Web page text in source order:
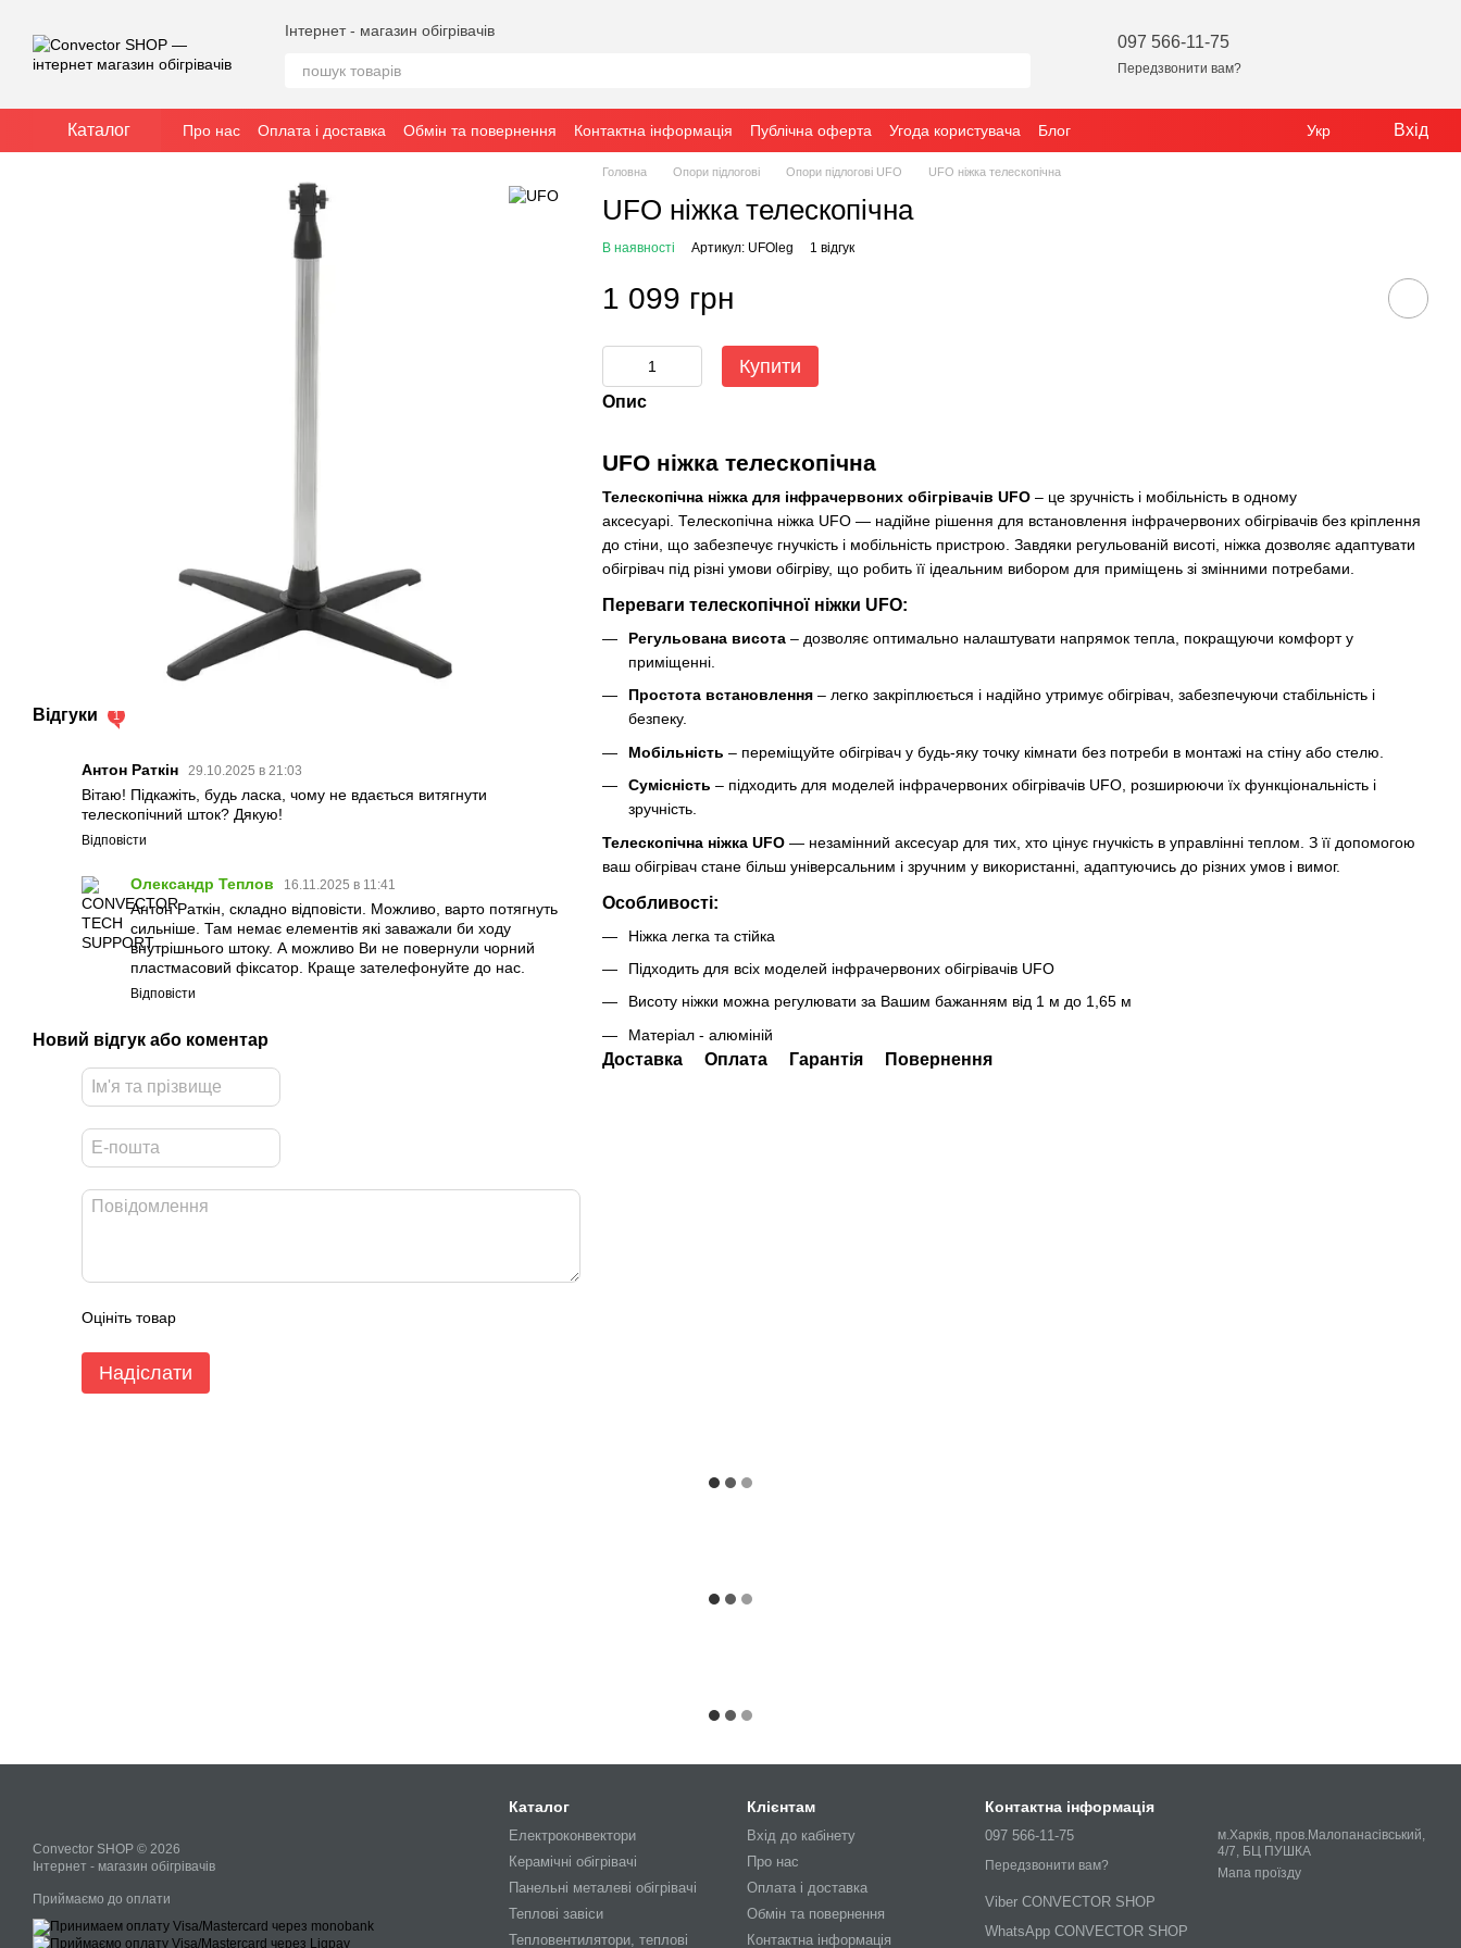
Інтернет - магазин обігрівачів
097 566-11-75
Передзвонити вам?
Каталог Про нас Оплата і доставка Обмін та повернення Контактна інформація Публічна оферта Угода користувача Блог Укр Вхід
Відгуки 1
Антон Раткін 29.10.2025 в 21:03
Вітаю! Підкажіть, будь ласка, чому не вдається витягнути
телескопічний шток? Дякую!
Відповісти
Олександр Теплов 16.11.2025 в 11:41
Антон Раткін, складно відповісти. Можливо, варто потягнуть
сильніше. Там немає елементів які заважали би ходу
внутрішнього штоку. А можливо Ви не повернули чорний
пластмасовий фіксатор. Краще зателефонуйте до нас.
Відповісти
Новий відгук або коментар
Оцініть товар
Надіслати
Головна Опори підлогові Опори підлогові UFO UFO ніжка телескопічна
UFO ніжка телескопічна
В наявності Артикул: UFOleg 1 відгук
1 099 грн
Купити
Опис
UFO ніжка телескопічна
Телескопічна ніжка для інфрачервоних обігрівачів UFO– це зручність і мобільність в одному
аксесуарі. Телескопічна ніжка UFO — надійне рішення для встановлення інфрачервоних обігрівачів без кріплення
до стіни, що забезпечує гнучкість і мобільність пристрою. Завдяки регульованій висоті, ніжка дозволяє адаптувати
обігрівач під різні умови обігріву, що робить її ідеальним вибором для приміщень зі змінними потребами.
Переваги телескопічної ніжки UFO:
Регульована висота– дозволяє оптимально налаштувати напрямок тепла, покращуючи комфорт у
приміщенні.
Простота встановлення– легко закріплюється і надійно утримує обігрівач, забезпечуючи стабільність і
безпеку.
Мобільність – переміщуйте обігрівач у будь-яку точку кімнати без потреби в монтажі на стіну або стелю.
Сумісність – підходить для моделей інфрачервоних обігрівачів UFO, розширюючи їх функціональність і
зручність.
Телескопічна ніжка UFO— незамінний аксесуар для тих, хто цінує гнучкість в управлінні теплом. З її допомогою
ваш обігрівач стане більш універсальним і зручним у використанні, адаптуючись до різних умов і вимог.
Особливості:
Ніжка легка та стійка
Підходить для всіх моделей інфрачервоних обігрівачів UFO
Висоту ніжки можна регулювати за Вашим бажанням від 1 м до 1,65 м
Матеріал - алюміній
Доставка Оплата Гарантія Повернення
Convector SHOP © 2026
Інтернет - магазин обігрівачів
Приймаємо до оплати
Каталог
Електроконвектори
Керамічні обігрівачі
Панельні металеві обігрівачі
Теплові завіси
Тепловентилятори, теплові
Клієнтам
Вхід до кабінету
Про нас
Оплата і доставка
Обмін та повернення
Контактна інформація
Контактна інформація
097 566-11-75
Передзвонити вам?
Viber CONVECTOR SHOP
WhatsApp CONVECTOR SHOP
м.Харків, пров.Малопанасівський,
4/7, БЦ ПУШКА
Мапа проїзду